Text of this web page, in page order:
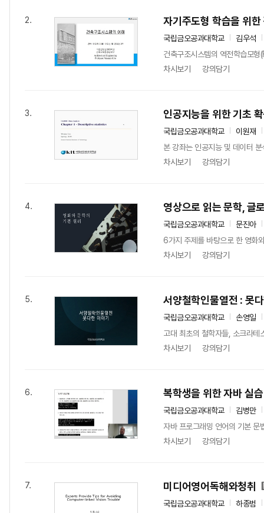
2. 자기주도형 학습을 위
국립금오공과대학교
김우석
건축구조시스템의 역전학습모
차시보기
강의담기
3. 인공지능을 위한 기초
국립금오공과대학교
이원재
본 강좌는 인공지능 및 데이터
차시보기
강의담기
4. 영상으로 읽는 문학, 글
국립금오공과대학교
문진아
6가지 주제를 바탕으로 한 영화
차시보기
강의담기
5. 서양철학인물열전 : 못
국립금오공과대학교
손영일
고대 최초의 철학자들, 소크라
차시보기
강의담기
6. 복학생을 위한 자바 실습
국립금오공과대학교
김병만
자바 프로그래밍 언어의 기본 문
차시보기
강의담기
7. 미디어영어독해와청취
국립금오공과대학교
하종범